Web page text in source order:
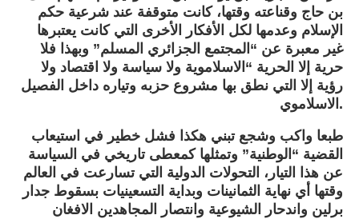
بن حاج وقناعته وقتها، كانت متوقفة عند شرعية حكم
الإسلام وعدمها لكل الأفكار الأخرى التي كانت يعتبرها
غير معبرة عن “المجتمع الجزائري المسلم” وبهذا فلا
حرية إلا الحرية “الاسلاموية ولا سياسة ولا اقتصاد ولا
رؤية إلا التي نطق بها مشروع حزبه وتياره داخل الفصيل
الاسلاموي.
طبعا واكب وشجع تبني هكذا فشل خطير في استيعاب
القضية “الوطنية” وتمثلها كمعطى تاريخي في السياسة
عن هذا التيار، التحولات الدولية التي تسارعت في العالم
وقتها أي نهاية الثمانينات وبداية التسعينيات بسقوط جدار
برلين واندحار الشيوعية وانتصار المجاهدين الافغان